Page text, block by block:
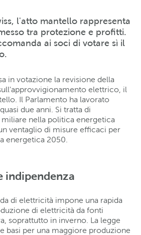
l'atto mantello rappresenta
tra protezione e profitti.
ai soci di votare sì il
in votazione la revisione della
elettrico, il
Il Parlamento ha lavorato
due anni. Si tratta di
nella politica energetica
ventaglio di misure efficaci per
energetica 2050.
indipendenza
di elettricità impone una rapida
di elettricità da fonti
soprattutto in inverno. La legge
basi per una maggiore produzione